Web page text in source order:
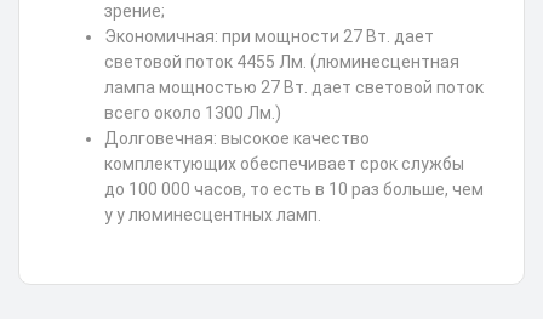
зрение;
Экономичная: при мощности 27 Вт. дает
световой поток 4455 Лм. (люминесцентная
лампа мощностью 27 Вт. дает световой поток
всего около 1300 Лм.)
Долговечная: высокое качество
комплектующих обеспечивает срок службы
до 100 000 часов, то есть в 10 раз больше, чем
у у люминесцентных ламп.